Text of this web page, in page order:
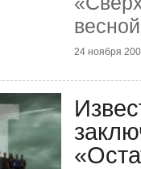
24 ноября